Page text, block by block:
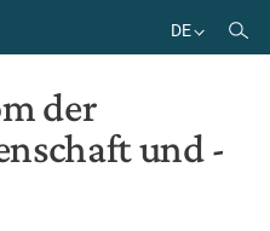
DE
BR
ES
der
und -